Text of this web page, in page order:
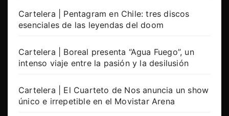
Cartelera | Pentagram en Chile: tres discos
esenciales de las leyendas del doom
Cartelera | Boreal presenta “Agua Fuego”, un
intenso viaje entre la pasión y la desilusión
Cartelera | El Cuarteto de Nos anuncia un show
único e irrepetible en el Movistar Arena